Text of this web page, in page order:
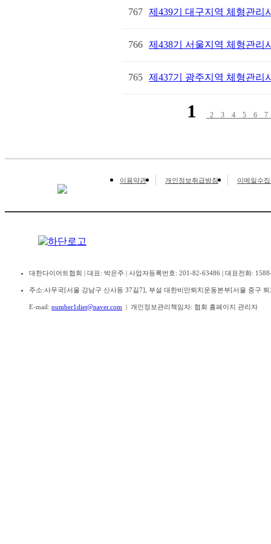
767 제439기 대구지역 체형관리
766 제438기 서울지역 체형관리
765 제437기 광주지역 체형관리
1 2 3 4 5 6 7
이용약관 개인정보취급방침 이메일수
대한다이어트협회 | 대표: 박은주 | 사업자등록번호: 201-82-63486 | 대표전화:
주소:사무국[서울 강남구 신사동 37길7], 부설 대한비만퇴치운동본부[서울 중구
E-mail: number1diet@naver.com | 개인정보관리책임자: 협회 홈페이지 관리자